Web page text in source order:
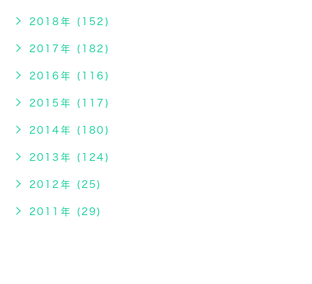
2018年 (152)
2017年 (182)
2016年 (116)
2015年 (117)
2014年 (180)
2013年 (124)
2012年 (25)
2011年 (29)